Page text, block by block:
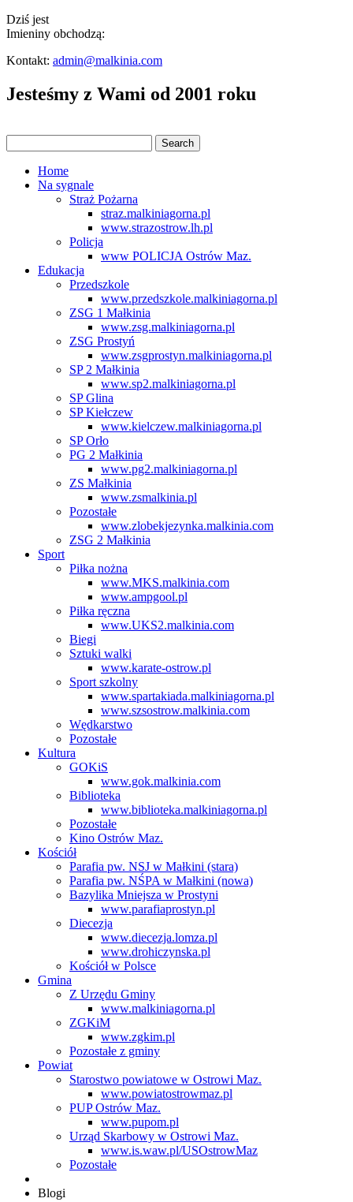
Dziś jest
Imieniny obchodzą:
Kontakt: admin@malkinia.com
Jesteśmy z Wami od 2001 roku
Home
Na sygnale
Straż Pożarna
straz.malkiniagorna.pl
www.strazostrow.lh.pl
Policja
www POLICJA Ostrów Maz.
Edukacja
Przedszkole
www.przedszkole.malkiniagorna.pl
ZSG 1 Małkinia
www.zsg.malkiniagorna.pl
ZSG Prostyń
www.zsgprostyn.malkiniagorna.pl
SP 2 Małkinia
www.sp2.malkiniagorna.pl
SP Glina
SP Kiełczew
www.kielczew.malkiniagorna.pl
SP Orło
PG 2 Małkinia
www.pg2.malkiniagorna.pl
ZS Małkinia
www.zsmalkinia.pl
Pozostałe
www.zlobekjezynka.malkinia.com
ZSG 2 Małkinia
Sport
Piłka nożna
www.MKS.malkinia.com
www.ampgool.pl
Piłka ręczna
www.UKS2.malkinia.com
Biegi
Sztuki walki
www.karate-ostrow.pl
Sport szkolny
www.spartakiada.malkiniagorna.pl
www.szsostrow.malkinia.com
Wędkarstwo
Pozostałe
Kultura
GOKiS
www.gok.malkinia.com
Biblioteka
www.biblioteka.malkiniagorna.pl
Pozostałe
Kino Ostrów Maz.
Kościół
Parafia pw. NSJ w Małkini (stara)
Parafia pw. NŚPA w Małkini (nowa)
Bazylika Mniejsza w Prostyni
www.parafiaprostyn.pl
Diecezja
www.diecezja.lomza.pl
www.drohiczynska.pl
Kościół w Polsce
Gmina
Z Urzędu Gminy
www.malkiniagorna.pl
ZGKiM
www.zgkim.pl
Pozostałe z gminy
Powiat
Starostwo powiatowe w Ostrowi Maz.
www.powiatostrowmaz.pl
PUP Ostrów Maz.
www.pupom.pl
Urząd Skarbowy w Ostrowi Maz.
www.is.waw.pl/USOstrowMaz
Pozostałe
Blogi